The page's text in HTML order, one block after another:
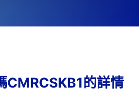
CMRCSKB1的詳情